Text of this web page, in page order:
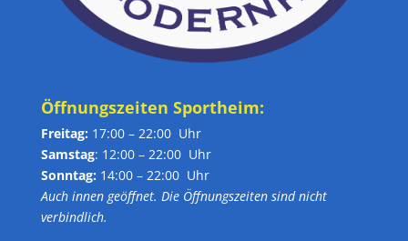
Öffnungszeiten Sportheim:
Freitag: 17:00 – 22:00 Uhr
Samstag: 12:00 – 22:00 Uhr
Sonntag: 14:00 – 22:00 Uhr
Auch innen geöffnet. Die Öffnungszeiten sind nicht
verbindlich.